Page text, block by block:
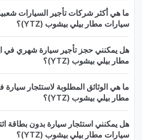
ما هي أكثر شركات تأجير السيارات
سيارات مطار بيلي بيشوب (YTZ)؟
هل يمكنني حجز تأجير سيارة شهري في
مطار بيلي بيشوب (YTZ)؟
ما هي الوثائق المطلوبة لاستئجار سيارة
مطار بيلي بيشوب (YTZ)؟
هل يمكنني استئجار سيارة بدون بطاقة
سيارات مطار بيلي بيشوب (YTZ)؟